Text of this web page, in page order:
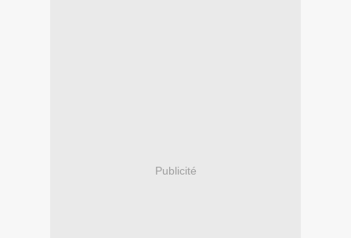
Publicité